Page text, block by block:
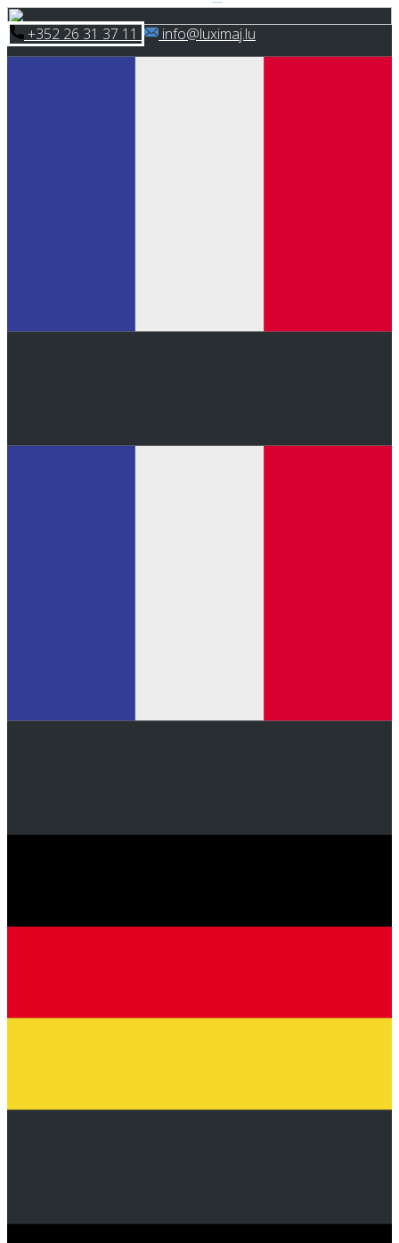
Skip
to
content
​+352 26 31 37 11 ​info@luximaj.lu